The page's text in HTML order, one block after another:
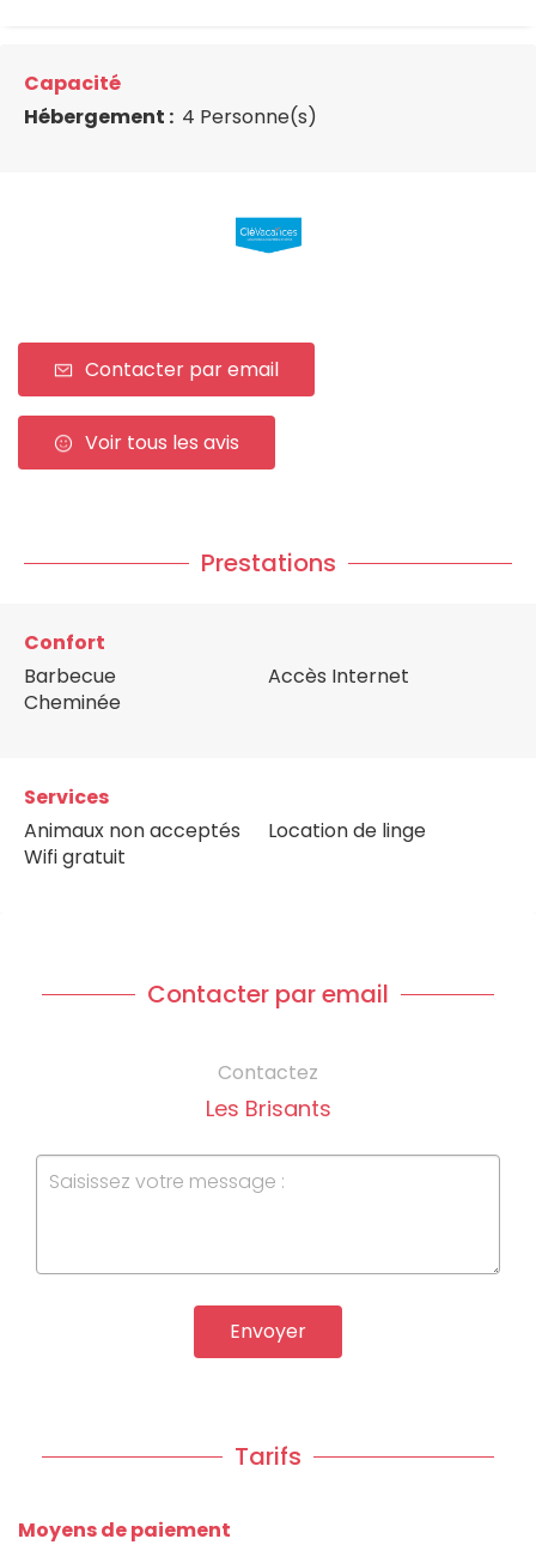
Capacité
Hébergement : 4 Personne(s)
Contacter par email
Voir tous les avis
Prestations
Confort
Barbecue
Cheminée
Accès Internet
Services
Animaux non acceptés
Wifi gratuit
Location de linge
Contacter par email
Contactez
Les Brisants
Envoyer
Tarifs
Moyens de paiement